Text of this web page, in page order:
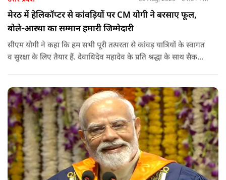
मेरठ में हेलिकॉप्टर से कांवड़ियों पर CM योगी ने बरसाए फूल,
बोले-आस्था का सम्मान हमारी जिम्मेदारी
सीएम योगी ने कहा कि हम सभी पूरी तत्परता से कांवड़ यात्रियों के स्वागत
व सुरक्षा के लिए तैयार हैं. देवाधिदेव महादेव के प्रति श्रद्धा के साथ सैकड़ों
पात, क्षेत्र व प्रांत की सीमाओं से ऊपर उठकर उनकी हर श्वांस शिव के नाम
है.